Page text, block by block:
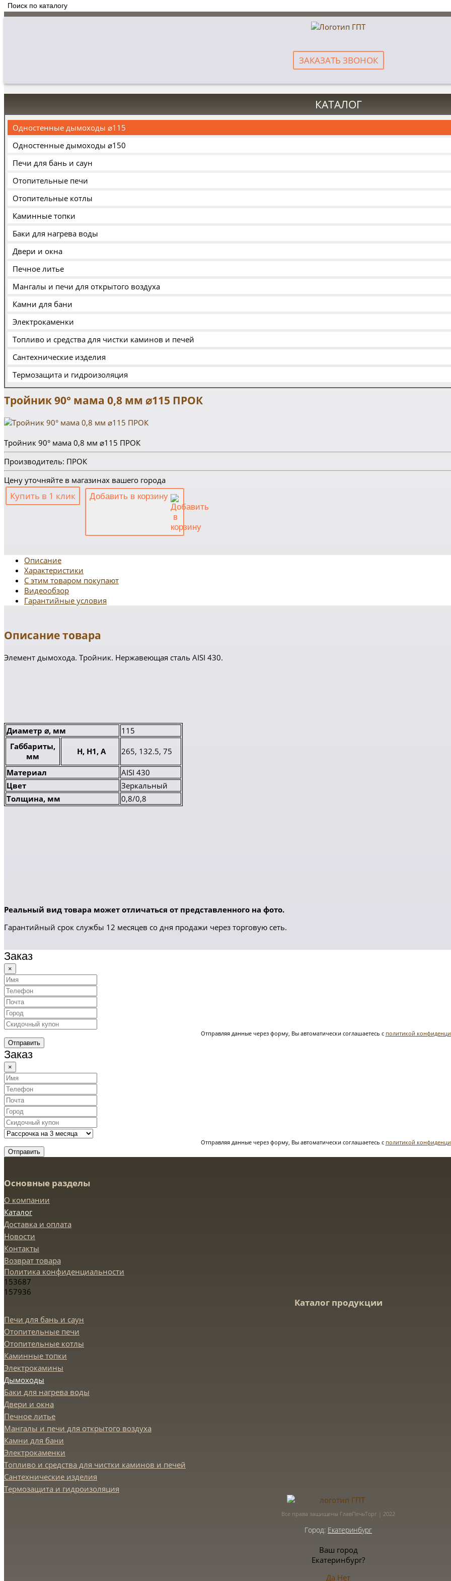
ЗАКАЗАТЬ ЗВОНОК
КАТАЛОГ
Одностенные дымоходы ⌀115
Одностенные дымоходы ⌀150
Печи для бань и саун
Отопительные печи
Отопительные котлы
Каминные топки
Баки для нагрева воды
Двери и окна
Печное литье
Мангалы и печи для открытого воздуха
Камни для бани
Электрокаменки
Топливо и средства для чистки каминов и печей
Сантехнические изделия
Термозащита и гидроизоляция
Тройник 90° мама 0,8 мм ⌀115 ПРОК
Тройник 90° мама 0,8 мм ⌀115 ПРОК
Производитель: ПРОК
Цену уточняйте в магазинах вашего города
Купить в 1 клик Добавить в корзину
Описание
Характеристики
С этим товаром покупают
Видеообзор
Гарантийные условия
Описание товара
Элемент дымохода. Тройник. Нержавеющая сталь AISI 430.
Диаметр ⌀, мм
115
Габбариты,
мм
H, H1, A 265, 132.5, 75
Материал
AISI 430
Цвет
Зеркальный
Толщина, мм
0,8/0,8
Реальный вид товара может отличаться от представленного на фото.
Гарантийный срок службы 12 месяцев со дня продажи через торговую сеть.
Заказ
×
Отправляя данные через форму, Вы автоматически соглашаетесь с политикой
Отправить
Заказ
×
Отправляя данные через форму, Вы автоматически соглашаетесь с политикой
Отправить
Основные разделы
О компании
Каталог
Доставка и оплата
Новости
Контакты
Возврат товара
Политика конфиденциальности
153687
157936
Каталог продукции
Печи для бань и саун
Отопительные печи
Отопительные котлы
Каминные топки
Электрокамины
Дымоходы
Баки для нагрева воды
Двери и окна
Печное литье
Мангалы и печи для открытого воздуха
Камни для бани
Электрокаменки
Топливо и средства для чистки каминов и печей
Сантехнические изделия
Термозащита и гидроизоляция
Все права защищены ГлавПечьТорг | 2022
Город: Екатеринбург
Ваш город
Екатеринбург?
Да Нет